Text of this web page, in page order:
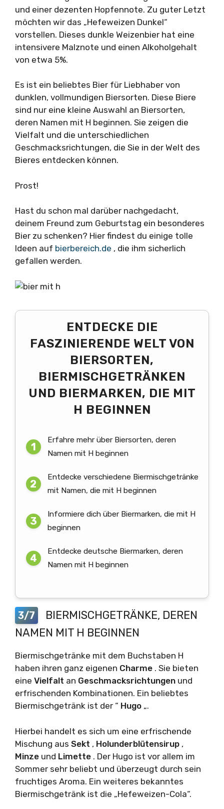
und einer dezenten Hopfennote. Zu guter Letzt
möchten wir das „Hefeweizen Dunkel“
vorstellen. Dieses dunkle Weizenbier hat eine
intensivere Malznote und einen Alkoholgehalt
von etwa 5%.
Es ist ein beliebtes Bier für Liebhaber von
dunklen, vollmundigen Biersorten. Diese Biere
sind nur eine kleine Auswahl an Biersorten,
deren Namen mit H beginnen. Sie zeigen die
Vielfalt und die unterschiedlichen
Geschmacksrichtungen, die Sie in der Welt des
Bieres entdecken können.
Prost!
Hast du schon mal darüber nachgedacht,
deinem Freund zum Geburtstag ein besonderes
Bier zu schenken? Hier findest du einige tolle
Ideen auf bierbereich.de , die ihm sicherlich
gefallen werden.
ENTDECKE DIE
FASZINIERENDE WELT VON
BIERSORTEN,
BIERMISCHGETRÄNKEN
UND BIERMARKEN, DIE MIT
H BEGINNEN
Erfahre mehr über Biersorten, deren
Namen mit H beginnen
Entdecke verschiedene Biermischgetränke
mit Namen, die mit H beginnen
Informiere dich über Biermarken, die mit H
beginnen
Entdecke deutsche Biermarken, deren
Namen mit H beginnen
3/7
BIERMISCHGETRÄNKE, DEREN
NAMEN MIT H BEGINNEN
Biermischgetränke mit dem Buchstaben H
haben ihren ganz eigenen Charme . Sie bieten
eine Vielfalt an Geschmacksrichtungen und
erfrischenden Kombinationen. Ein beliebtes
Biermischgetränk ist der “ Hugo „.
Hierbei handelt es sich um eine erfrischende
Mischung aus Sekt , Holunderblütensirup ,
Minze und Limette . Der Hugo ist vor allem im
Sommer sehr beliebt und überzeugt durch sein
fruchtiges Aroma. Ein weiteres bekanntes
Biermischgetränk ist die „Hefeweizen-Cola“.